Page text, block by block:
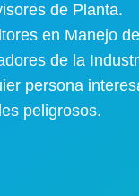
de Planta.
en Manejo
de la
persona
peligrosos.